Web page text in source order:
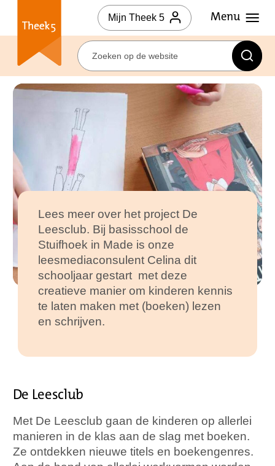
Mijn Theek 5
Lees meer over het project De
Leesclub. Bij basisschool de
Stuifhoek in Made is onze
leesmediaconsulent Celina dit
schooljaar gestart met deze
creatieve manier om kinderen kennis
te laten maken met (boeken) lezen
en schrijven.
De Leesclub
Met De Leesclub gaan de kinderen op allerlei
manieren in de klas aan de slag met boeken.
Ze ontdekken nieuwe titels en boekengenres.